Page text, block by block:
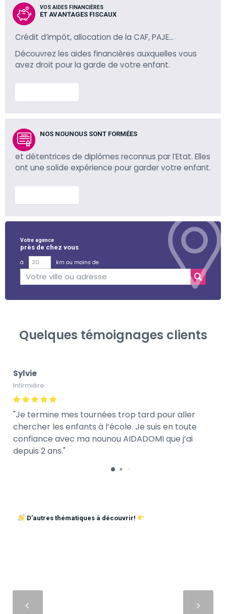
VOS AIDES FINANCIÈRES
ET AVANTAGES FISCAUX
Crédit d’impôt, allocation de la CAF, PAJE…
Découvrez les aides financières auxquelles vous
avez droit pour la garde de votre enfant.
NOS NOUNOUS SONT FORMÉES
et détentrices de diplômes reconnus par l’Etat. Elles
ont une solide expérience pour garder votre enfant.
Votre agence
près de chez vous
à
km ou moins de
Quelques témoignages clients
Sylvie
Infirmière
Je termine mes tournées trop tard pour aller
chercher les enfants à l’école. Je suis en toute
confiance avec ma nounou AIDADOMI que j’ai
depuis 2 ans.
D’autres thématiques à découvrir!